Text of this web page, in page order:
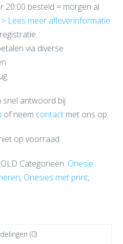
20:00 besteld = morgen al
> Lees meer afleverinformatie
via diverse
antwoord bij
of neem contactmet ons op.
op voorraad.
Categorieën: Onesie
, Onesies met print,
(0)